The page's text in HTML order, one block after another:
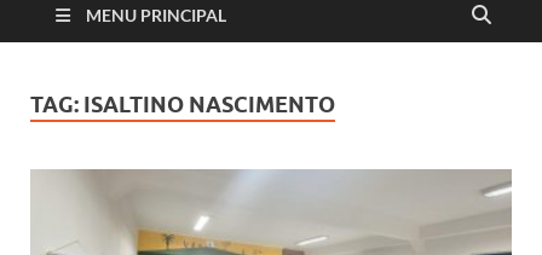
MENU PRINCIPAL
TAG: ISALTINO NASCIMENTO